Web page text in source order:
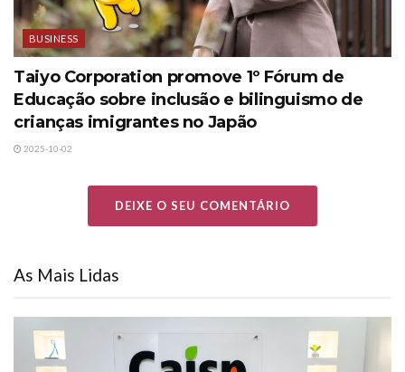
BUSINESS
Taiyo Corporation promove 1º Fórum de
Educação sobre inclusão e bilinguismo de
crianças imigrantes no Japão
2025-10-02
DEIXE O SEU COMENTÁRIO
As Mais Lidas